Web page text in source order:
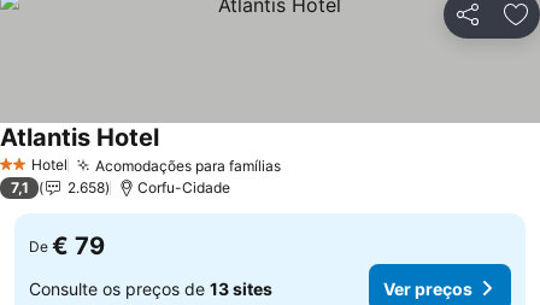
Partilhar
2 Estrelas
Hotel Acomodações para famílias
Atlantis Hotel
7,1 2.658 Corfu-Cidade
De € 79
Consulte os preços de 13 sites Ver preços